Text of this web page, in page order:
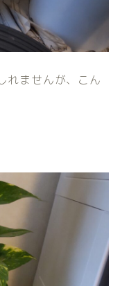
れませんが、こん